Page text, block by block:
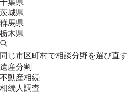
千葉県
茨城県
群馬県
栃木県
同じ市区町村で相談分野を選び直す
遺産分割
不動産相続
相続人調査